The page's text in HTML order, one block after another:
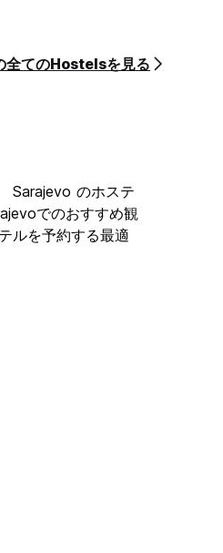
てのHostelsを見る
Sarajevo のホステ
でのおすすめ観
ルを予約する最適